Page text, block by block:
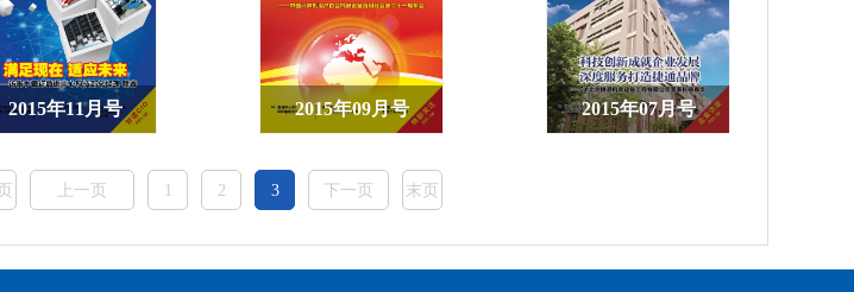
2015年11月号 2015年09月号 2015年07月号
上一页 1 2 3 下一页 末页